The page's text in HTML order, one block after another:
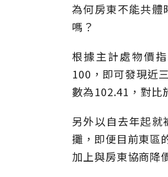
為何房東不能共體
嗎？
根據主計處物價
100，即可發現近
數為102.41，對比
另外以自去年起
攤，即便目前東區
加上與房東協商降